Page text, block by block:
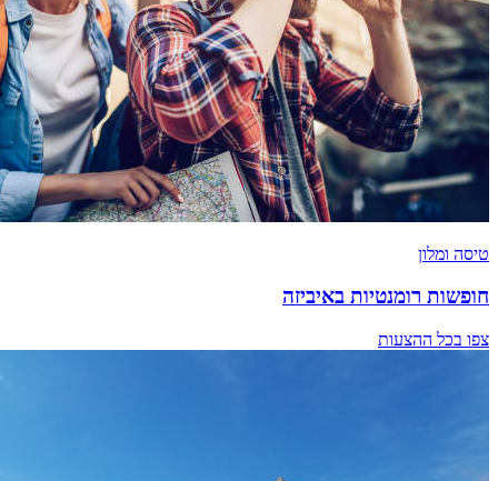
טיסה ומלון
חופשות רומנטיות באיביזה
צפו בכל ההצעות